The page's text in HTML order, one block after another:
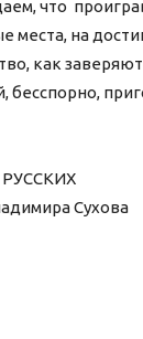
что
места, на
как
бесспорно,
РУССКИХ
Сухова